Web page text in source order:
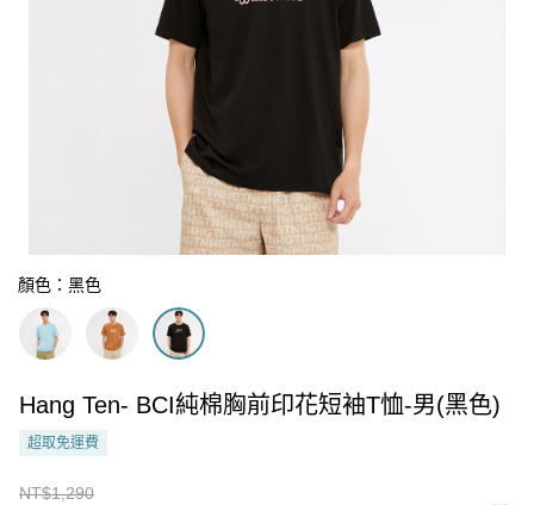
顏色：黑色
Hang Ten- BCI純棉胸前印花短袖T恤-男(黑色)
超取免運費
NT$1,290